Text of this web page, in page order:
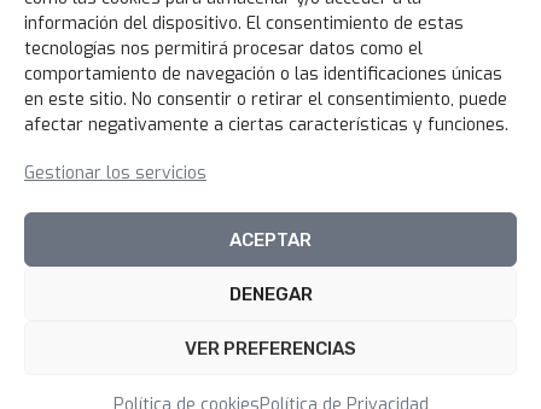
información del dispositivo. El consentimiento de estas
tecnologías nos permitirá procesar datos como el
comportamiento de navegación o las identificaciones únicas
en este sitio. No consentir o retirar el consentimiento, puede
afectar negativamente a ciertas características y funciones.
Gestionar los servicios
ACEPTAR
DENEGAR
VER PREFERENCIAS
Política de Devoluciones
Libro de Reclamaciones
© 2026 100xciento Perú